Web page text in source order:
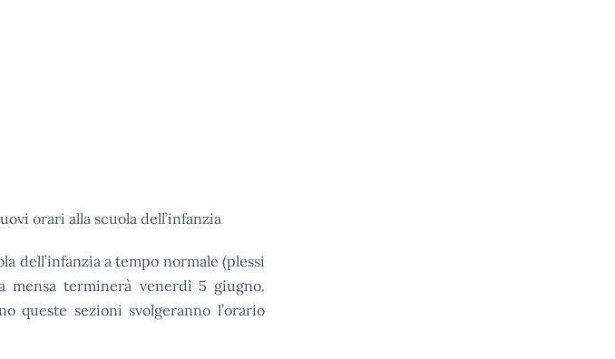
orari alla scuola dell’infanzia
dell’infanzia a tempo normale (plessi
mensa terminerà venerdì 5 giugno.
queste sezioni svolgeranno l’orario